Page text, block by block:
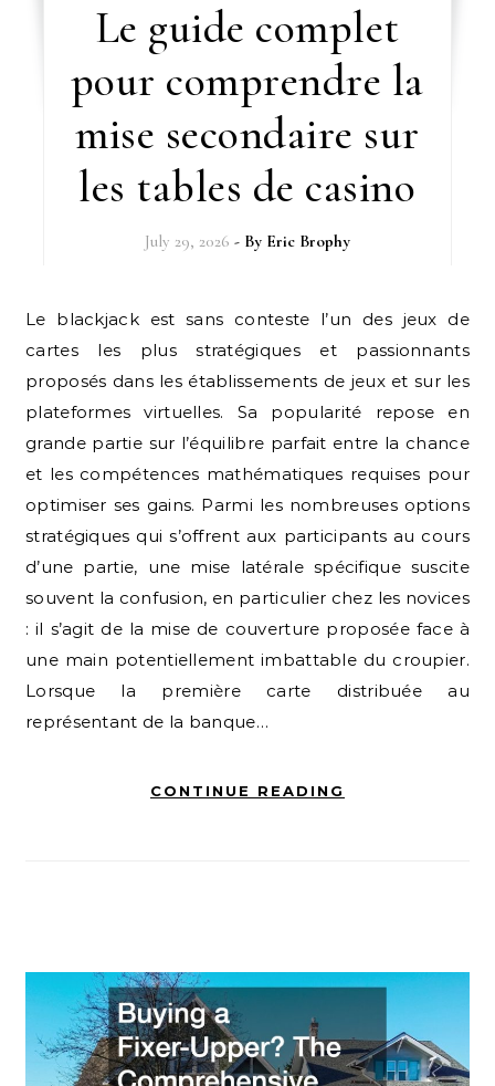
Le guide complet
pour comprendre la
mise secondaire sur
les tables de casino
July 29, 2026 - By Eric Brophy
Le blackjack est sans conteste l’un des jeux de
cartes les plus stratégiques et passionnants
proposés dans les établissements de jeux et sur les
plateformes virtuelles. Sa popularité repose en
grande partie sur l’équilibre parfait entre la chance
et les compétences mathématiques requises pour
optimiser ses gains. Parmi les nombreuses options
stratégiques qui s’offrent aux participants au cours
d’une partie, une mise latérale spécifique suscite
souvent la confusion, en particulier chez les novices
: il s’agit de la mise de couverture proposée face à
une main potentiellement imbattable du croupier.
Lorsque la première carte distribuée au
représentant de la banque…
CONTINUE READING